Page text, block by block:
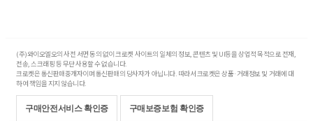
(주)와이오엘오의 사전 서면 동의 없이 크로켓 사이트의 일체의 정보, 콘텐츠 및 UI등을 상업적 목적으로 전재,
전송, 스크래핑 등 무단 사용할 수 없습니다.
크로켓은 통신판매중개자이며 통신판매의 당사자가 아닙니다. 따라서 크로켓은 상품·거래정보 및 거래에 대
하여 책임을 지지 않습니다.
구매안전서비스 확인증 구매보증보험 확인증